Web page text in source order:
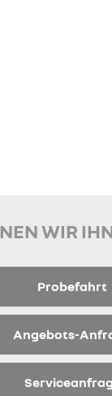
WIR
Probefahrt
Angebots-